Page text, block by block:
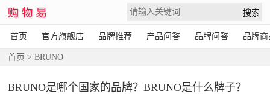
首页 官方旗舰店 品牌推荐 产品问答 品牌问答 品牌商
首页 > BRUNO
BRUNO是哪个国家的品牌？BRUNO是什么牌子？